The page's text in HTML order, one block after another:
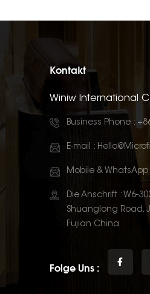
Kontakt
Winiw International
Business Phone :
E-mail :
Mobile & WhatsApp
Die Anschrift : W6-
Shuanglong Road,
Fujian China
Folge Uns :